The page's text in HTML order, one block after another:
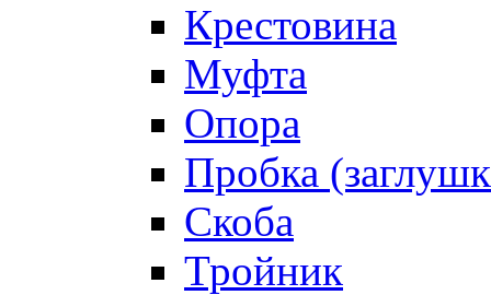
Крестовина
Муфта
Опора
Пробка
Скоба
Тройник